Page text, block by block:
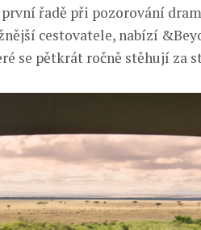
řadě při pozorování
cestovatele, nabízí
se pětkrát ročně stěhují za